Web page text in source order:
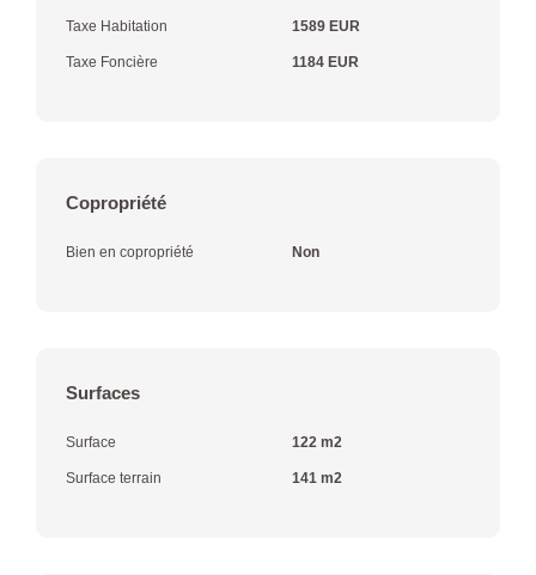
Taxe Habitation 1589 EUR
Taxe Foncière 1184 EUR
Copropriété
Bien en copropriété Non
Surfaces
Surface 122 m2
Surface terrain 141 m2